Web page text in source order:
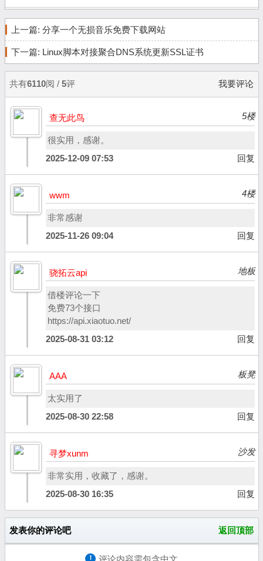
上一篇: 分享一个无损音乐免费下载网站
下一篇: Linux脚本对接聚合DNS系统更新SSL证书
共有6110阅 / 5评 我要评论
查无此鸟 5楼
很实用，感谢。
2025-12-09 07:53
回复
wwm 4楼
非常感谢
2025-11-26 09:04
回复
骁拓云api 地板
借楼评论一下
免费73个接口
https://api.xiaotuo.net/
2025-08-31 03:12
回复
AAA 板凳
太实用了
2025-08-30 22:58
回复
寻梦xunm 沙发
非常实用，收藏了，感谢。
2025-08-30 16:35
回复
发表你的评论吧 返回顶部
! 评论内容需包含中文